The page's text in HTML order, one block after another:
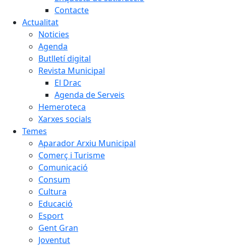
Contacte
Actualitat
Noticies
Agenda
Butlletí digital
Revista Municipal
El Drac
Agenda de Serveis
Hemeroteca
Xarxes socials
Temes
Aparador Arxiu Municipal
Comerç i Turisme
Comunicació
Consum
Cultura
Educació
Esport
Gent Gran
Joventut